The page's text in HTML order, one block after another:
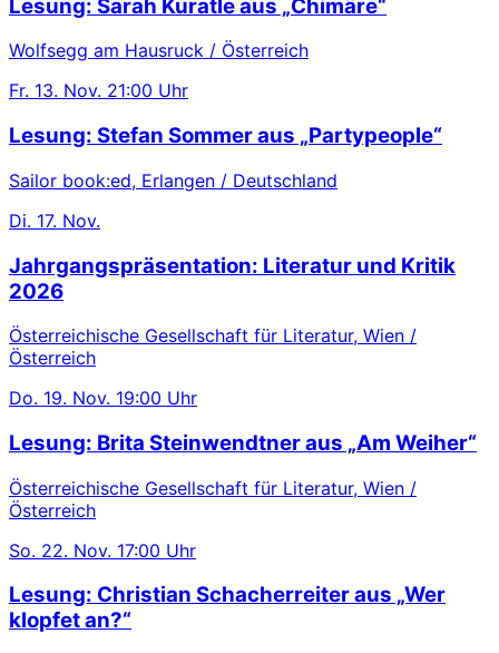
Lesung: Sarah Kuratle aus „Chimäre“
Wolfsegg am Hausruck / Österreich
Fr. 13. Nov. 21:00 Uhr
Lesung: Stefan Sommer aus „Partypeople“
Sailor book:ed, Erlangen / Deutschland
Di. 17. Nov.
Jahrgangspräsentation: Literatur und Kritik
2026
Österreichische Gesellschaft für Literatur, Wien /
Österreich
Do. 19. Nov. 19:00 Uhr
Lesung: Brita Steinwendtner aus „Am Weiher“
Österreichische Gesellschaft für Literatur, Wien /
Österreich
So. 22. Nov. 17:00 Uhr
Lesung: Christian Schacherreiter aus „Wer
klopfet an?“